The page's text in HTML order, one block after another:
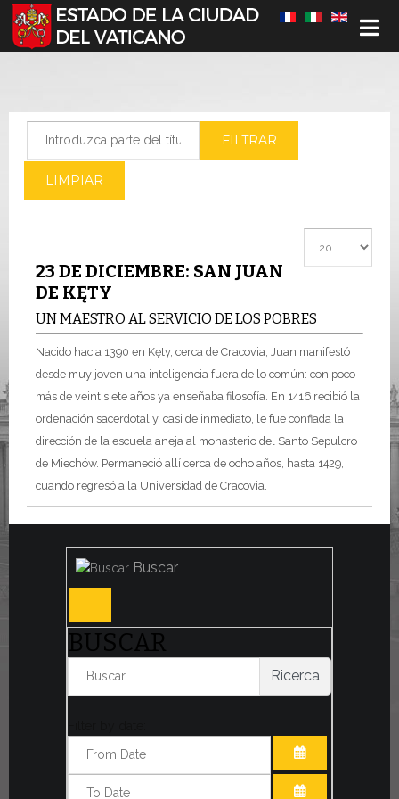
Seleccione su idioma
FILTRAR
LIMPIAR
23 DE DICIEMBRE: SAN JUAN
DE KĘTY
UN MAESTRO AL SERVICIO DE LOS POBRES
Nacido hacia 1390 en Kęty, cerca de Cracovia, Juan manifestó
desde muy joven una inteligencia fuera de lo común: con poco
más de veintisiete años ya enseñaba filosofía. En 1416 recibió la
ordenación sacerdotal y, casi de inmediato, le fue confiada la
dirección de la escuela aneja al monasterio del Santo Sepulcro
de Miechów. Permaneció allí cerca de ocho años, hasta 1429,
cuando regresó a la Universidad de Cracovia.
Buscar
BUSCAR
Ricerca
ABRIR EL